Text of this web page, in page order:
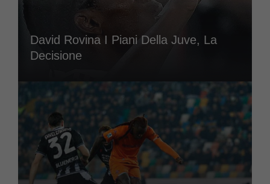
David Rovina I Piani Della Juve, La
Decisione